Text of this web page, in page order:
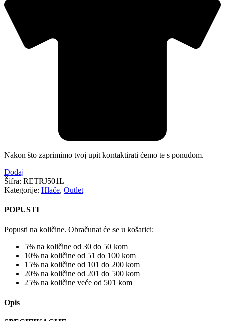
Nakon što zaprimimo tvoj upit kontaktirati ćemo te s ponudom.
Dodaj
Šifra: RETRJ501L
Kategorije: Hlače, Outlet
POPUSTI
Popusti na količine. Obračunat će se u košarici:
5% na količine od 30 do 50 kom
10% na količine od 51 do 100 kom
15% na količine od 101 do 200 kom
20% na količine od 201 do 500 kom
25% na količine veće od 501 kom
Opis